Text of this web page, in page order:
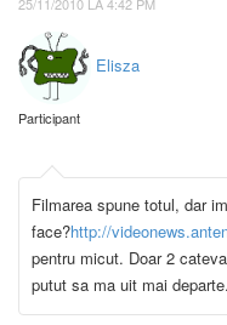
Elisza
Participant
Filmarea spune totul, dar
face?http://
pentru micut. Doar 2
putut sa ma uit mai departe.